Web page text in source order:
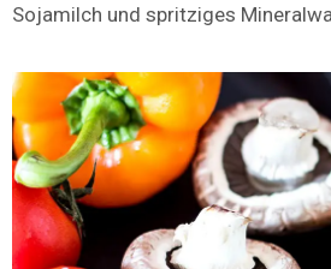
Sojamilch und spritziges